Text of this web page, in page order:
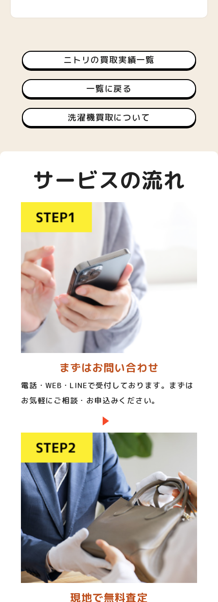
ニトリの買取実績一覧
一覧に戻る
洗濯機買取について
サービスの流れ
まずはお問い合わせ
電話・WEB・LINEで受付しております。まずは
お気軽にご相談・お申込みください。
現地で無料査定